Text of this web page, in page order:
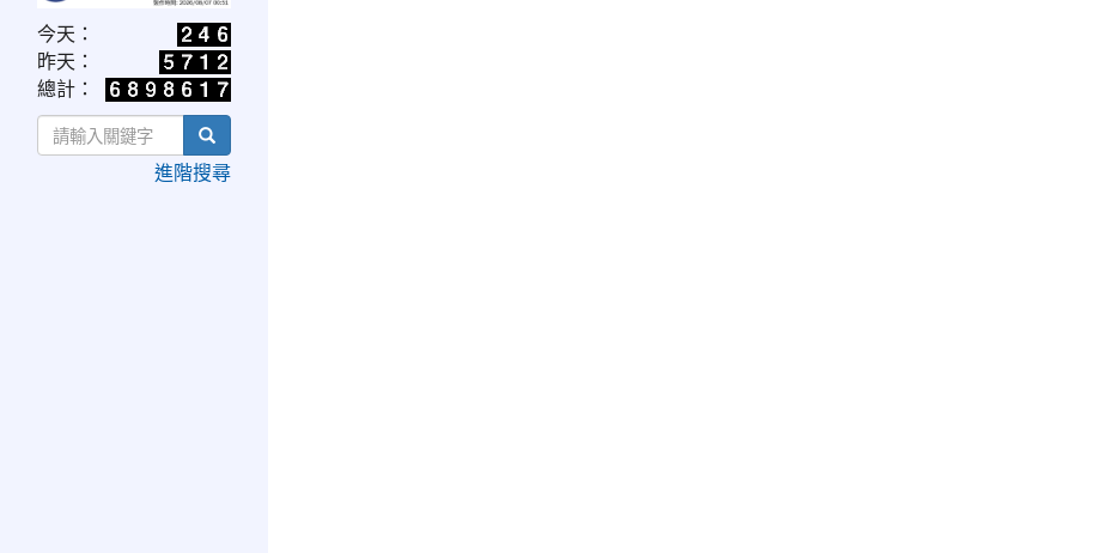
link
to
https://www.cwa.gov.tw/V8/C/W/OBS_UVI.html
今天：
昨天：
總計：
search
進階搜尋